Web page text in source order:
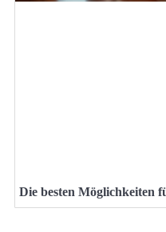
Die besten Möglichkeiten